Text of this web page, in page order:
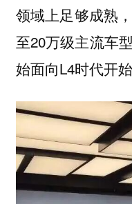
领域上足够成熟
至20万级主流车
始面向L4时代开始